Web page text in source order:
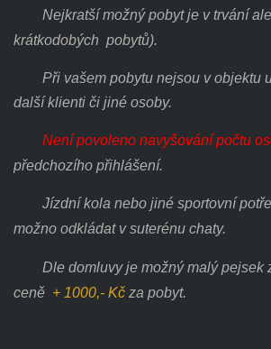
Nejkratší možný pobyt je v trvání
krátkodobých pobytů).
Při vašem pobytu nejsou v objektu
další klienti či jiné osoby.
Není povoleno navyšování počtu
předchozího přihlášení.
Jízdní kola nebo jiné sportovní
možno odkládat v suterénu chaty.
Dle domluvy je možný malý pejsek
ceně + 1000,- Kč za pobyt.